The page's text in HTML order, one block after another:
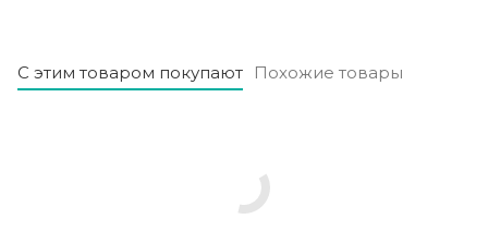
С этим товаром покупают Похожие товары